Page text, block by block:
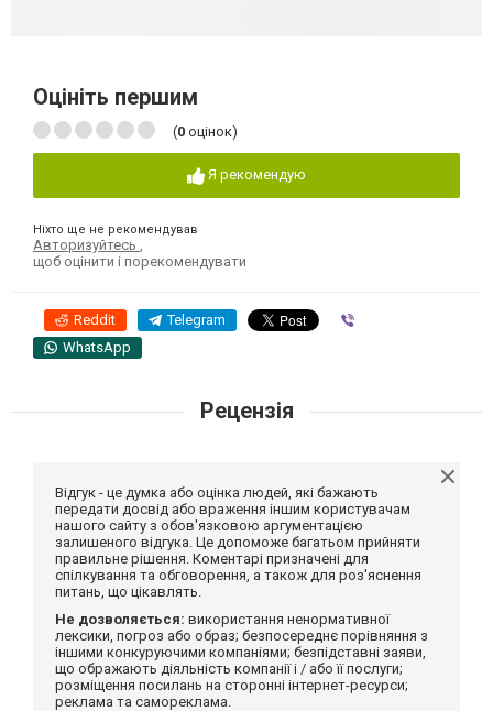
Оцініть першим
(0 оцінок)
Я рекомендую
Ніхто ще не рекомендував
Авторизуйтесь
щоб оцінити і порекомендувати
Reddit Telegram
WhatsApp
Рецензія
Відгук - це думка або оцінка людей, які бажають
передати досвід або враження іншим користувачам
нашого сайту з обов'язковою аргументацією
залишеного відгука. Це допоможе багатьом прийняти
правильне рішення. Коментарі призначені для
спілкування та обговорення, а також для роз'яснення
питань, що цікавлять.
Не дозволяється: використання ненормативної
лексики, погроз або образ; безпосереднє порівняння з
іншими конкуруючими компаніями; безпідставні заяви,
що ображають діяльність компанії і / або її послуги;
розміщення посилань на сторонні інтернет-ресурси;
реклама та самореклама.